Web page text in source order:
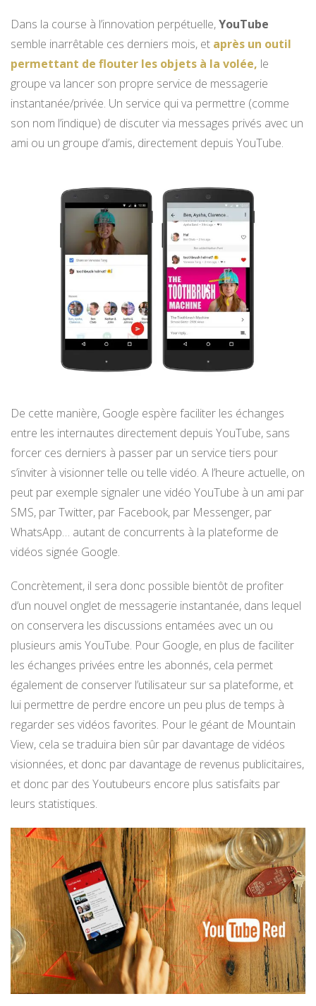
Dans la course à l’innovation perpétuelle,YouTube
semble inarrêtable ces derniers mois, et après un outil
permettant de flouter les objets à la volée, le
groupe va lancer son propre service de messagerie
instantanée/privée. Un service qui va permettre (comme
son nom l’indique) de discuter via messages privés avec un
ami ou un groupe d’amis, directement depuis YouTube.
De cette manière, Google espère faciliter les échanges
entre les internautes directement depuis YouTube, sans
forcer ces derniers à passer par un service tiers pour
s’inviter à visionner telle ou telle vidéo. A l’heure actuelle, on
peut par exemple signaler une vidéo YouTube à un ami par
SMS, par Twitter, par Facebook, par Messenger, par
WhatsApp… autant de concurrents à la plateforme de
vidéos signée Google.
Concrètement, il sera donc possible bientôt de profiter
d’un nouvel onglet de messagerie instantanée, dans lequel
on conservera les discussions entamées avec un ou
plusieurs amis YouTube. Pour Google, en plus de faciliter
les échanges privées entre les abonnés, cela permet
également de conserver l’utilisateur sur sa plateforme, et
lui permettre de perdre encore un peu plus de temps à
regarder ses vidéos favorites. Pour le géant de Mountain
View, cela se traduira bien sûr par davantage de vidéos
visionnées, et donc par davantage de revenus publicitaires,
et donc par des Youtubeurs encore plus satisfaits par
leurs statistiques.